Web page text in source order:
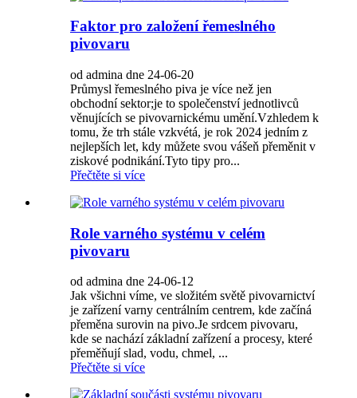
Faktor pro založení řemeslného
pivovaru
od admina dne 24-06-20
Průmysl řemeslného piva je více než jen
obchodní sektor;je to společenství jednotlivců
věnujících se pivovarnickému umění.Vzhledem k
tomu, že trh stále vzkvétá, je rok 2024 jedním z
nejlepších let, kdy můžete svou vášeň přeměnit v
ziskové podnikání.Tyto tipy pro...
Přečtěte si více
Role varného systému v celém
pivovaru
od admina dne 24-06-12
Jak všichni víme, ve složitém světě pivovarnictví
je zařízení varny centrálním centrem, kde začíná
přeměna surovin na pivo.Je srdcem pivovaru,
kde se nachází základní zařízení a procesy, které
přeměňují slad, vodu, chmel, ...
Přečtěte si více